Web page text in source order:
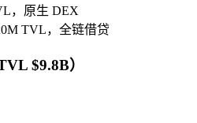
，原生 DEX
TVL，全链借贷
$9.8B）